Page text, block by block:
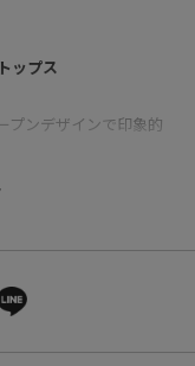
ップス
プンデザインで印象的
白があるサイジング
幅広い4色展開